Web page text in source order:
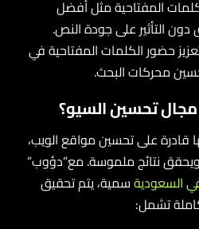
المفتاحية مثل أفضل
على جودة النص.
حضور الكلمات المفتاحية في
محركات البحث.
تحسين السيو؟
على تحسين مواقع الويب،
نتائج ملموسة. مع”دؤوب”
سمية، يتم تحقيق
تشمل: